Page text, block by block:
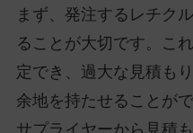
まず、発注するレチク
ることが大切です。こ
定でき、過大な見積も
余地を持たせることが